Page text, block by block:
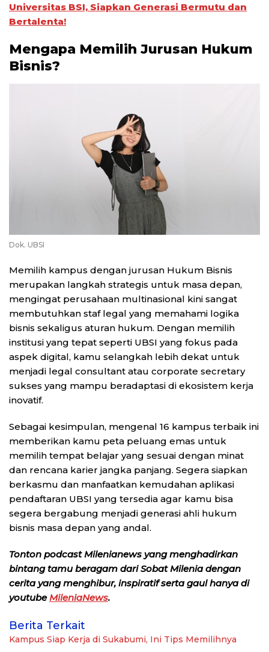
Universitas BSI, Siapkan Generasi Bermutu dan
Bertalenta!
Mengapa Memilih Jurusan Hukum
Bisnis?
Dok. UBSI
Memilih kampus dengan jurusan Hukum Bisnis
merupakan langkah strategis untuk masa depan,
mengingat perusahaan multinasional kini sangat
membutuhkan staf legal yang memahami logika
bisnis sekaligus aturan hukum. Dengan memilih
institusi yang tepat seperti UBSI yang fokus pada
aspek digital, kamu selangkah lebih dekat untuk
menjadi legal consultant atau corporate secretary
sukses yang mampu beradaptasi di ekosistem kerja
inovatif.
Sebagai kesimpulan, mengenal 16 kampus terbaik ini
memberikan kamu peta peluang emas untuk
memilih tempat belajar yang sesuai dengan minat
dan rencana karier jangka panjang. Segera siapkan
berkasmu dan manfaatkan kemudahan aplikasi
pendaftaran UBSI yang tersedia agar kamu bisa
segera bergabung menjadi generasi ahli hukum
bisnis masa depan yang andal.
Tonton podcast Milenianews yang menghadirkan
bintang tamu beragam dari Sobat Milenia dengan
cerita yang menghibur, inspiratif serta gaul hanya di
youtubeMileniaNews.
Berita Terkait
Kampus Siap Kerja di Sukabumi, Ini Tips Memilihnya